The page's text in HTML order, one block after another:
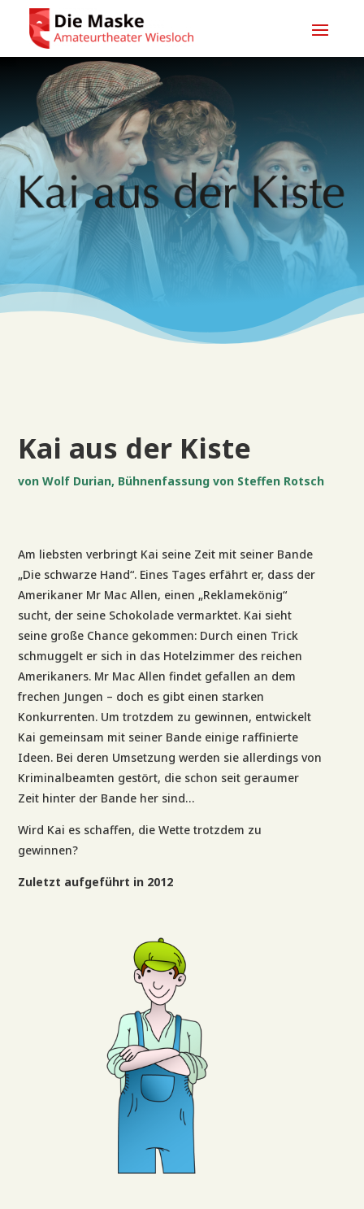
Kai aus der Kiste
von Wolf Durian, Bühnenfassung von Steffen Rotsch
Am liebsten verbringt Kai seine Zeit mit seiner Bande
„Die schwarze Hand“. Eines Tages erfährt er, dass der
Amerikaner Mr Mac Allen, einen „Reklamekönig“
sucht, der seine Schokolade vermarktet. Kai sieht
seine große Chance gekommen: Durch einen Trick
schmuggelt er sich in das Hotelzimmer des reichen
Amerikaners. Mr Mac Allen findet gefallen an dem
frechen Jungen – doch es gibt einen starken
Konkurrenten. Um trotzdem zu gewinnen, entwickelt
Kai gemeinsam mit seiner Bande einige raffinierte
Ideen. Bei deren Umsetzung werden sie allerdings von
Kriminalbeamten gestört, die schon seit geraumer
Zeit hinter der Bande her sind…
Wird Kai es schaffen, die Wette trotzdem zu
gewinnen?
Zuletzt aufgeführt in 2012